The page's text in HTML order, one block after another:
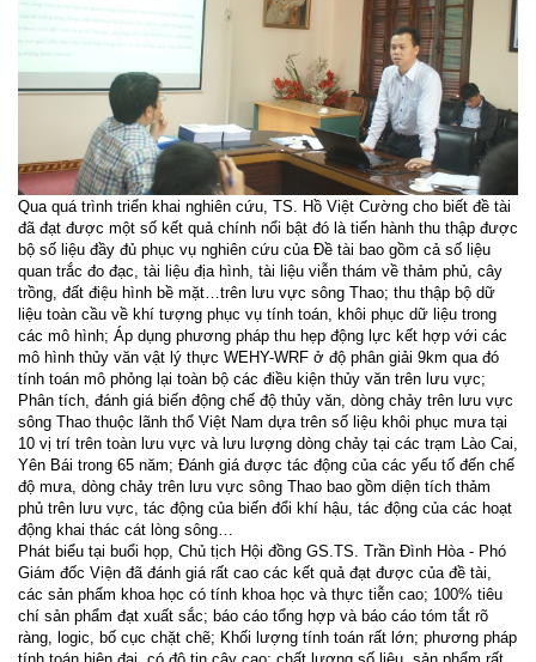
Qua quá trình triển khai nghiên cứu, TS. Hồ Việt Cường cho biết đề tài
đã đạt được một số kết quả chính nổi bật đó là tiến hành thu thập được
bộ số liệu đầy đủ phục vụ nghiên cứu của Đề tài bao gồm cả số liệu
quan trắc đo đạc, tài liệu địa hình, tài liệu viễn thám về thảm phủ, cây
trồng, đất điệu hình bề mặt…trên lưu vực sông Thao; thu thập bộ dữ
liệu toàn cầu về khí tượng phục vụ tính toán, khôi phục dữ liệu trong
các mô hình; Áp dụng phương pháp thu hẹp động lực kết hợp với các
mô hình thủy văn vật lý thực WEHY-WRF ở độ phân giải 9km qua đó
tính toán mô phỏng lại toàn bộ các điều kiện thủy văn trên lưu vực;
Phân tích, đánh giá biến động chế độ thủy văn, dòng chảy trên lưu vực
sông Thao thuộc lãnh thổ Việt Nam dựa trên số liệu khôi phục mưa tại
10 vị trí trên toàn lưu vực và lưu lượng dòng chảy tại các trạm Lào Cai,
Yên Bái trong 65 năm; Đánh giá được tác động của các yếu tố đến chế
độ mưa, dòng chảy trên lưu vực sông Thao bao gồm diện tích thảm
phủ trên lưu vực, tác động của biến đổi khí hậu, tác động của các hoạt
động khai thác cát lòng sông…
Phát biểu tại buổi họp, Chủ tịch Hội đồng GS.TS. Trần Đình Hòa - Phó
Giám đốc Viện đã đánh giá rất cao các kết quả đạt được của đề tài,
các sản phẩm khoa học có tính khoa học và thực tiễn cao; 100% tiêu
chí sản phẩm đạt xuất sắc; báo cáo tổng hợp và báo cáo tóm tắt rõ
ràng, logic, bố cục chặt chẽ; Khối lượng tính toán rất lớn; phương pháp